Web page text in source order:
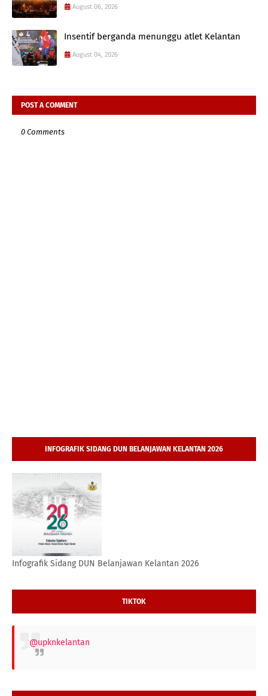
August 06, 2026
Insentif berganda menunggu atlet Kelantan
August 04, 2026
POST A COMMENT
0 Comments
INFOGRAFIK SIDANG DUN BELANJAWAN KELANTAN 2026
Infografik Sidang DUN Belanjawan Kelantan 2026
TIKTOK
@upknkelantan